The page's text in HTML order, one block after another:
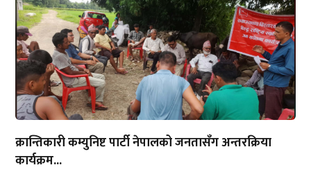
क्रान्तिकारी कम्युनिष्ट पार्टी नेपालको जनतासँग अन्तरक्रिया
कार्यक्रम...